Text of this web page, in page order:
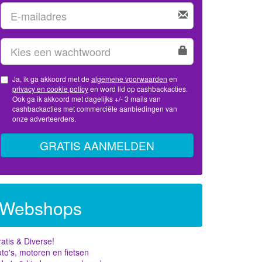
Ja, ik ga akkoord met de algemene voorwaarden en
privacy en cookie policy
Ook ga ik akkoord met dagelijks +/- 3 mails van
cashbackacties met commerciële aanbiedingen van
onze adverteerders.
GRATIS AANMELDEN
& Diverse!
motoren en fietsen